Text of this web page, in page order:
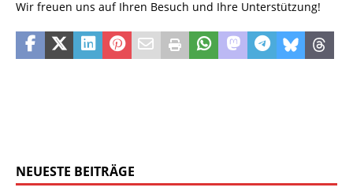
Wir freuen uns auf Ihren Besuch und Ihre Unterstützung!
NEUESTE BEITRÄGE